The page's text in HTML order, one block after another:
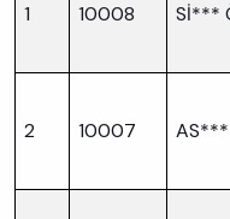
1 10008 Sİ***
2 10007